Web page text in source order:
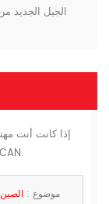
الجيل الجديد
إذا كانت أنت
ترك رسالة هنا، وسوف نقوم بالرد عليك حالما نحن CAN.
موضوع :